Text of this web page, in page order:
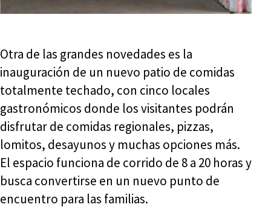
Otra de las grandes novedades es la
inauguración de un nuevo patio de comidas
totalmente techado, con cinco locales
gastronómicos donde los visitantes podrán
disfrutar de comidas regionales, pizzas,
lomitos, desayunos y muchas opciones más.
El espacio funciona de corrido de 8 a 20 horas y
busca convertirse en un nuevo punto de
encuentro para las familias.